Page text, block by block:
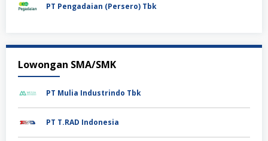
PT Pengadaian (Persero) Tbk
Lowongan SMA/SMK
PT Mulia Industrindo Tbk
PT T.RAD Indonesia